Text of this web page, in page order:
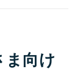
ま向け